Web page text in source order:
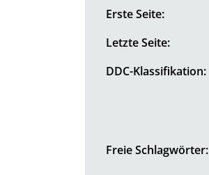
Erste Seite:
Letzte Seite:
DDC-Klassifikation:
Freie Schlagwörter: